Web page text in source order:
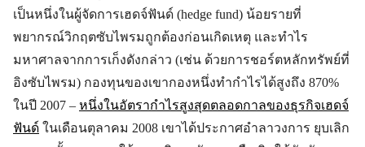
เป็นหนึ่งในผู้จัดการเฮดจ์ฟันด์ (hedge fund) น้อยรายที่
พยากรณ์วิกฤตซับไพรมถูกต้องก่อนเกิดเหตุ และทำไร
มหาศาลจากการเก็งดังกล่าว (เช่น ด้วยการชอร์ตหลักทรัพย์ที่
อิงซับไพรม) กองทุนของเขากองหนึ่งทำกำไรได้สูงถึง 870%
ในปี 2007 – หนึ่งในอัตรากำไรสูงสุดตลอดกาลของธุรกิจเฮดจ์
ฟันด์ ในเดือนตุลาคม 2008 เขาได้ประกาศอำลาวงการ ยุบเลิก